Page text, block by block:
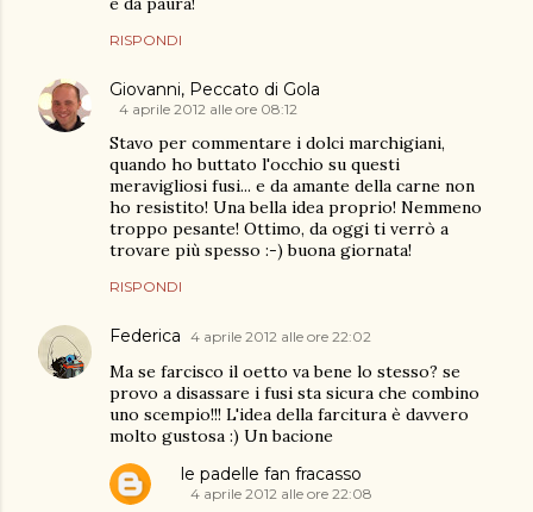
RISPONDI
Giovanni, Peccato di Gola
4 aprile 2012 alle ore 08:12
Stavo per commentare i dolci marchigiani,
quando ho buttato l'occhio su questi
meravigliosi fusi... e da amante della carne non
ho resistito! Una bella idea proprio! Nemmeno
troppo pesante! Ottimo, da oggi ti verrò a
trovare più spesso :-) buona giornata!
RISPONDI
Federica 4 aprile 2012 alle ore 22:02
Ma se farcisco il oetto va bene lo stesso? se
provo a disassare i fusi sta sicura che combino
uno scempio!!! L'idea della farcitura è davvero
molto gustosa :) Un bacione
le padelle fan fracasso
4 aprile 2012 alle ore 22:08